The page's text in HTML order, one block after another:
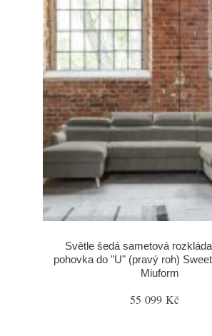
Světle šedá sametová
pohovka do "U" (pravý roh)
Miuform
55 099 Kč